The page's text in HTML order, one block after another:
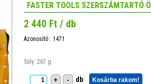
FASTER TOOLS SZERSZÁMTARTÓ
2 440 Ft / db
Azonosító : 1471
Súly: 267 g
+ - db Kosárba rakom!